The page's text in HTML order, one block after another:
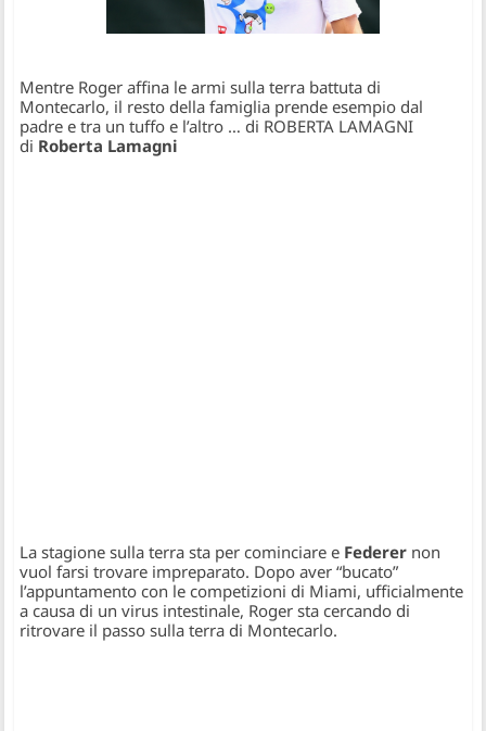
Mentre Roger affina le armi sulla terra battuta di
Montecarlo, il resto della famiglia prende esempio dal
padre e tra un tuffo e l’altro … di ROBERTA LAMAGNI
di Roberta Lamagni
La stagione sulla terra sta per cominciare e Federer non
vuol farsi trovare impreparato. Dopo aver “bucato”
l’appuntamento con le competizioni di Miami, ufficialmente
a causa di un virus intestinale, Roger sta cercando di
ritrovare il passo sulla terra di Montecarlo.